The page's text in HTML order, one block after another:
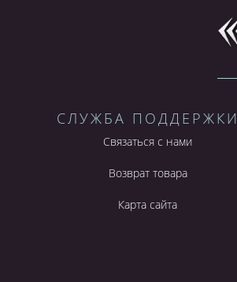
СЛУЖБА ПОДДЕРЖКИ
Связаться с нами
Возврат товара
Карта сайта